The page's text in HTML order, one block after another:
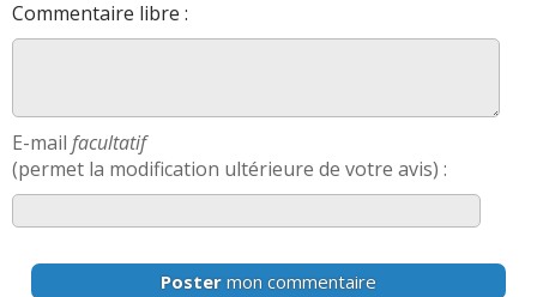
Commentaire libre :
E-mail facultatif
(permet la modification ultérieure de votre avis) :
Poster mon commentaire